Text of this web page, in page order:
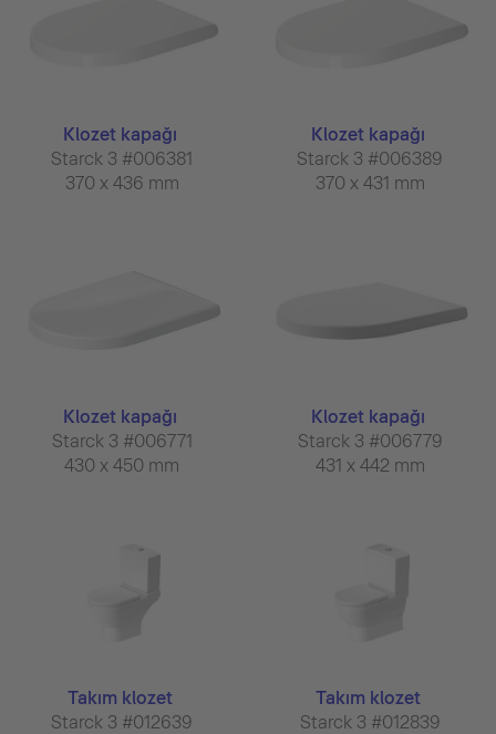
Klozet kapağı
Starck 3 #006381
370 x 436 mm
Klozet kapağı
Starck 3 #006389
370 x 431 mm
Klozet kapağı
Starck 3 #006771
430 x 450 mm
Klozet kapağı
Starck 3 #006779
431 x 442 mm
Takım klozet
Starck 3 #012639
Takım klozet
Starck 3 #012839